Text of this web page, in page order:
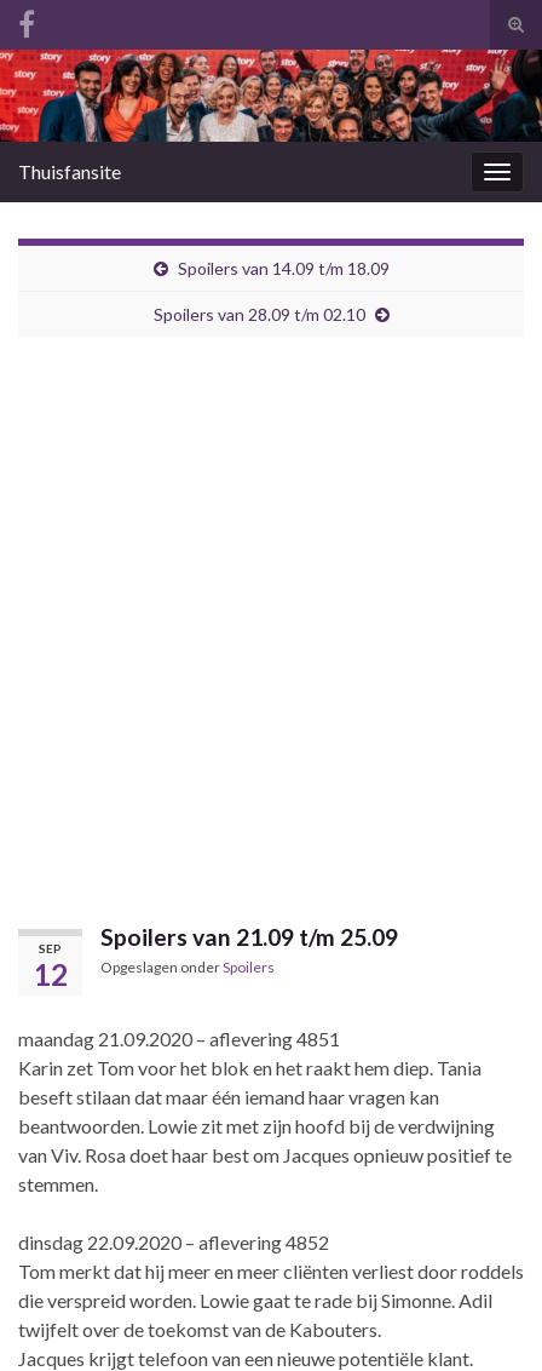
Search for:
Thuisfansite
Spoilers van 14.09 t/m 18.09
Spoilers van 28.09 t/m 02.10
SEP
12
Spoilers van 21.09 t/m 25.09
Opgeslagen onderSpoilers
maandag 21.09.2020 – aflevering 4851
Karin zet Tom voor het blok en het raakt hem diep. Tania
beseft stilaan dat maar één iemand haar vragen kan
beantwoorden. Lowie zit met zijn hoofd bij de verdwijning
van Viv. Rosa doet haar best om Jacques opnieuw positief te
stemmen.
dinsdag 22.09.2020 – aflevering 4852
Tom merkt dat hij meer en meer cliënten verliest door roddels
die verspreid worden. Lowie gaat te rade bij Simonne. Adil
twijfelt over de toekomst van de Kabouters.
Jacques krijgt telefoon van een nieuwe potentiële klant.